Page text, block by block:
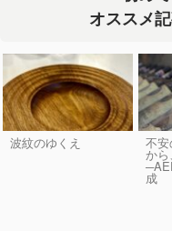
オススメ
波紋のゆくえ 不
か
成